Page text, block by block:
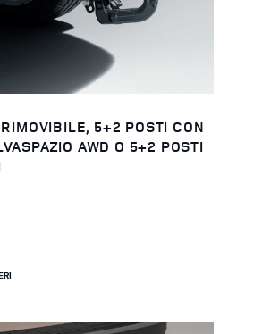
5+2 POSTI CON
AWD O 5+2 POSTI